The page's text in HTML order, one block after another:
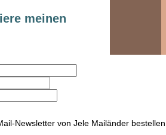
meinen
Newsletter von Jele Mailänder